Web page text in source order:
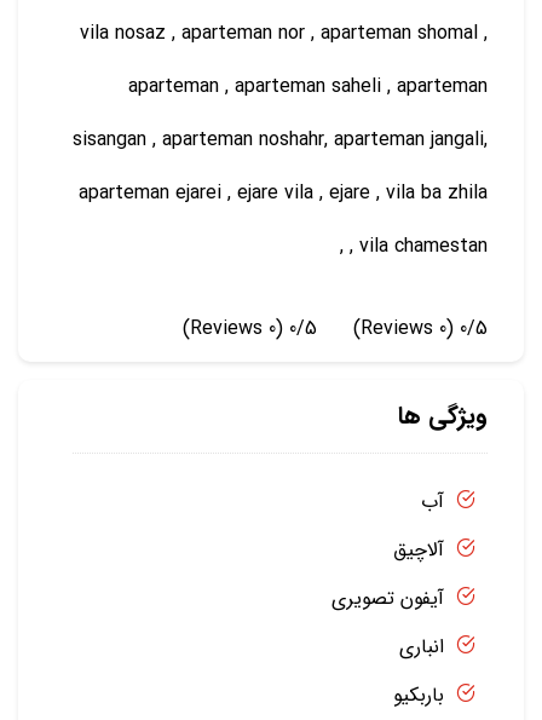
vila nosaz , aparteman nor , aparteman shomal ,
aparteman , aparteman saheli , aparteman
sisangan , aparteman noshahr, aparteman jangali,
aparteman ejarei , ejare vila , ejare , vila ba zhila
, vila chamestan ,
0/5
(0 Reviews)
0/5
(0 Reviews)
ویژگی ها
آب
آلاچیق
آیفون تصویری
انباری
باربکیو